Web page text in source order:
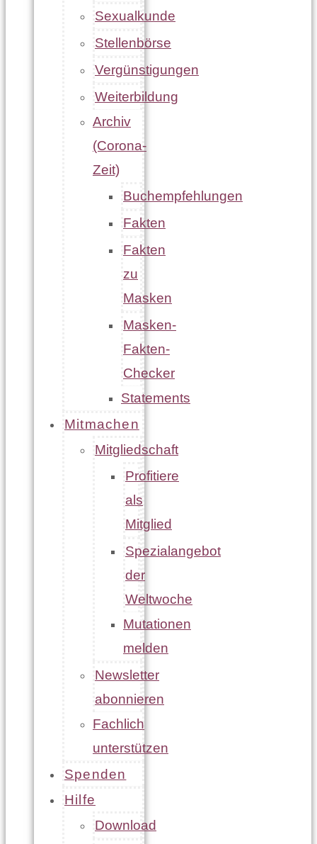
Sexualkunde
Stellenbörse
Vergünstigungen
Weiterbildung
Archiv
(Corona-
Zeit)
Buchempfehlungen
Fakten
Fakten
zu
Masken
Masken-
Fakten-
Checker
Statements
Mitmachen
Mitgliedschaft
Profitiere
als
Mitglied
Spezialangebot
der
Weltwoche
Mutationen
melden
Newsletter
abonnieren
Fachlich
unterstützen
Spenden
Hilfe
Download